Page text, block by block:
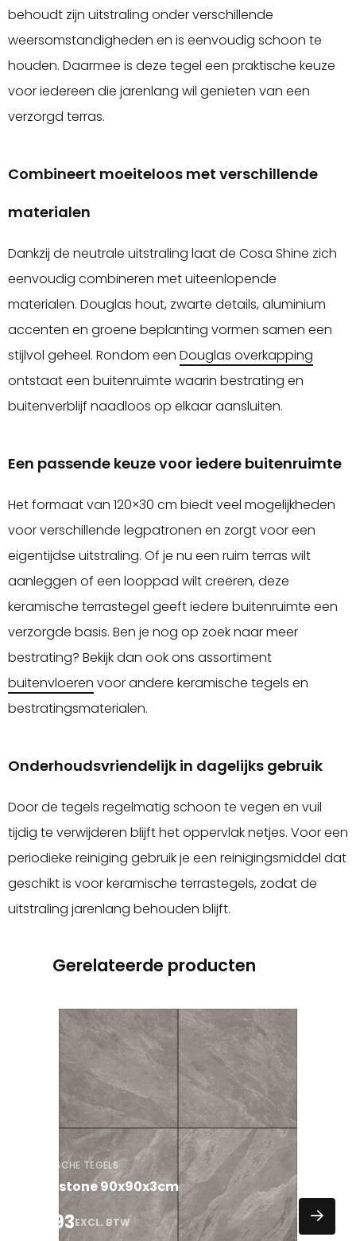
behoudt zijn uitstraling onder verschillende
weersomstandigheden en is eenvoudig schoon te
houden. Daarmee is deze tegel een praktische keuze
voor iedereen die jarenlang wil genieten van een
verzorgd terras.
Combineert moeiteloos met verschillende
materialen
Dankzij de neutrale uitstraling laat de Cosa Shine zich
eenvoudig combineren met uiteenlopende
materialen. Douglas hout, zwarte details, aluminium
accenten en groene beplanting vormen samen een
stijlvol geheel. Rondom een Douglas overkapping
ontstaat een buitenruimte waarin bestrating en
buitenverblijf naadloos op elkaar aansluiten.
Een passende keuze voor iedere buitenruimte
Het formaat van 120×30 cm biedt veel mogelijkheden
voor verschillende legpatronen en zorgt voor een
eigentijdse uitstraling. Of je nu een ruim terras wilt
aanleggen of een looppad wilt creëren, deze
keramische terrastegel geeft iedere buitenruimte een
verzorgde basis. Ben je nog op zoek naar meer
bestrating? Bekijk dan ook ons assortiment
buitenvloeren voor andere keramische tegels en
bestratingsmaterialen.
Onderhoudsvriendelijk in dagelijks gebruik
Door de tegels regelmatig schoon te vegen en vuil
tijdig te verwijderen blijft het oppervlak netjes. Voor een
periodieke reiniging gebruik je een reinigingsmiddel dat
geschikt is voor keramische terrastegels, zodat de
uitstraling jarenlang behouden blijft.
Gerelateerde producten
KERAMISCHE TEGELS
Cosa stone 90x90x3cm
45,93EXCL. BTW